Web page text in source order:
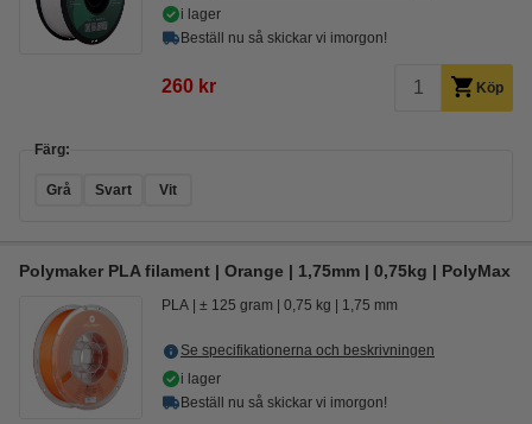
i lager
Beställ nu så skickar vi imorgon!
260 kr Köp
Färg:
Grå Svart Vit
Polymaker PLA filament | Orange | 1,75mm | 0,75kg | PolyMax
PLA ± 125 gram 0,75 kg 1,75 mm
Se specifikationerna och beskrivningen
i lager
Beställ nu så skickar vi imorgon!